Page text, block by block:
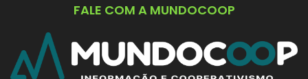
FALE COM A MUNDOCOOP